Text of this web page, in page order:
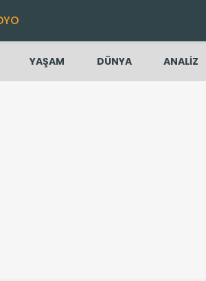
YAŞAM DÜNYA ANALİZ